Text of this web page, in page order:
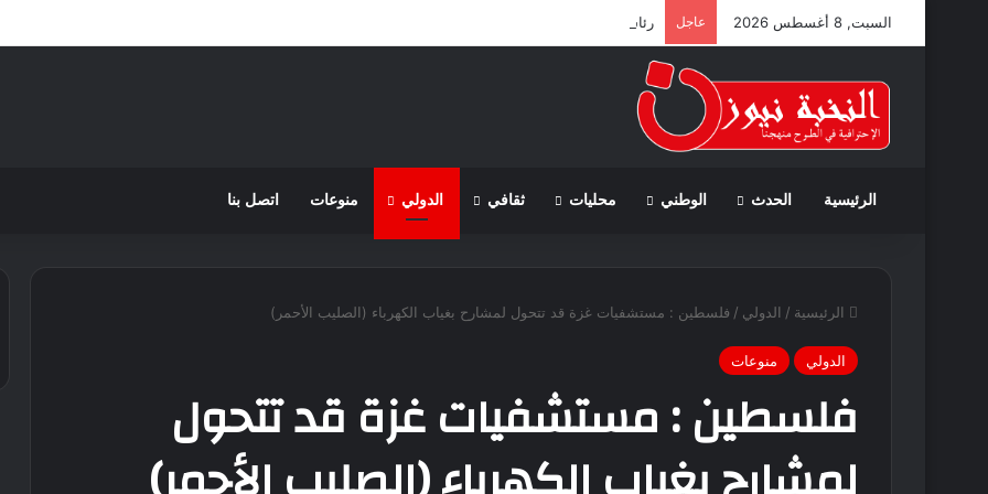
السبت, 8 أغسطس 2026 عاجل رئاسة الجمهورية تعلن حداداً وطنياً لثلاثة أيام ابتداء من اليوم
الرئيسية الحدث الوطني محليات ثقافي الدولي منوعات اتصل بنا
الرئيسية / الدولي / فلسطين : مستشفيات غزة قد تتحول لمشارح بغياب الكهرباء (الصليب الأحمر)
الدولي منوعات
فلسطين : مستشفيات غزة قد تتحول